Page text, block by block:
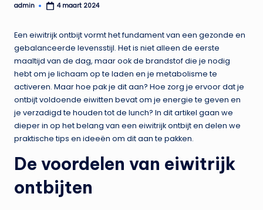
Geplaatst
admin 4 maart 2024
Een eiwitrijk ontbijt vormt het fundament van een gezonde en
gebalanceerde levensstijl. Het is niet alleen de eerste
maaltijd van de dag, maar ook de brandstof die je nodig
hebt om je lichaam op te laden en je metabolisme te
activeren. Maar hoe pak je dit aan? Hoe zorg je ervoor dat je
ontbijt voldoende eiwitten bevat om je energie te geven en
je verzadigd te houden tot de lunch? In dit artikel gaan we
dieper in op het belang van een eiwitrijk ontbijt en delen we
praktische tips en ideeën om dit aan te pakken.
De voordelen van eiwitrijk
ontbijten